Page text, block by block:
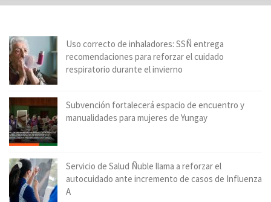
Uso correcto de inhaladores: SSÑ entrega
recomendaciones para reforzar el cuidado
respiratorio durante el invierno
Subvención fortalecerá espacio de encuentro y
manualidades para mujeres de Yungay
Servicio de Salud Ñuble llama a reforzar el
autocuidado ante incremento de casos de Influenza
A